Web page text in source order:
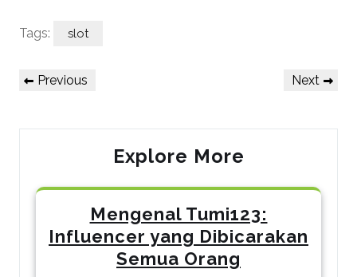
Tags: slot
Post
Previous
Previous
Next
Next
Explore More
Mengenal Tumi123:
Influencer yang Dibicarakan
Semua Orang